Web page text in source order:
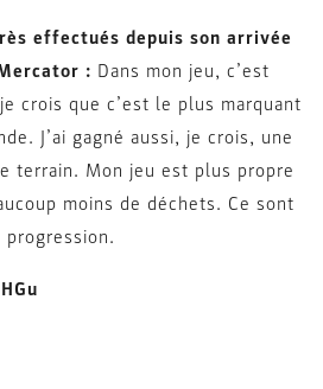
effectués depuis son arrivée
: Dans mon jeu, c’est
crois que c’est le plus marquant
J’ai gagné aussi, je crois, une
terrain. Mon jeu est plus propre
moins de déchets. Ce sont
progression.